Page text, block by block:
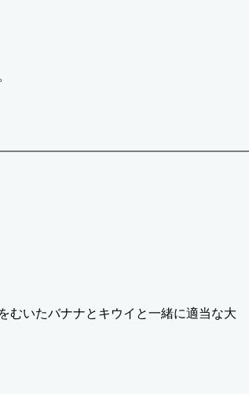
むいたバナナとキウイと一緒に適当な大